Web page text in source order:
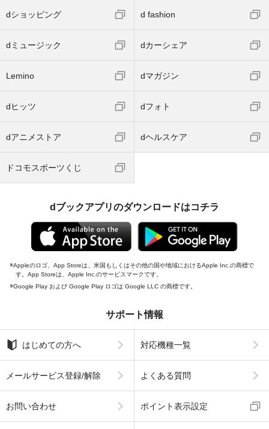
dショッピング d fashion
dミュージック dカーシェア
Lemino dマガジン
dヒッツ dフォト
dアニメストア dヘルスケア
ドコモスポーツくじ
dブックアプリのダウンロードはコチラ
Appleのロゴ、App Storeは、米国もしくはその他の国や地域におけるApple Inc.の商標で
す。App Storeは、Apple Inc.のサービスマークです。
Google Play および Google Play ロゴは Google LLC の商標です。
サポート情報
はじめての方へ 対応機種一覧
メールサービス登録/解除 よくある質問
お問い合わせ ポイント表示設定